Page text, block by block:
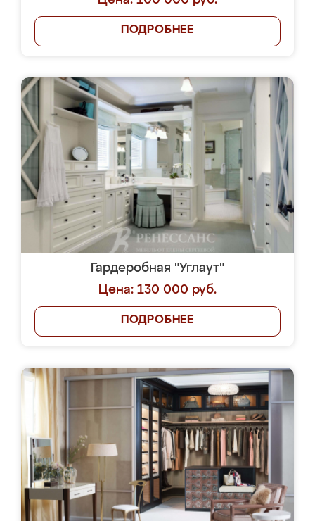
ПОДРОБНЕЕ
Гардеробная "Углаут"
Цена: 130 000 руб.
ПОДРОБНЕЕ